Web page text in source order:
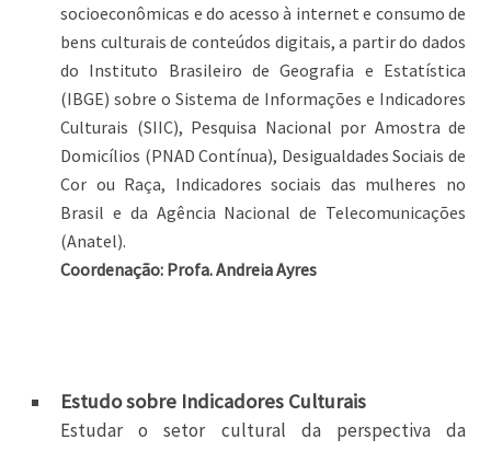
socioeconômicas e do acesso à internet e consumo de
bens culturais de conteúdos digitais, a partir do dados
do Instituto Brasileiro de Geografia e Estatística
(IBGE) sobre o Sistema de Informações e Indicadores
Culturais (SIIC), Pesquisa Nacional por Amostra de
Domicílios (PNAD Contínua), Desigualdades Sociais de
Cor ou Raça, Indicadores sociais das mulheres no
Brasil e da Agência Nacional de Telecomunicações
(Anatel).
Coordenação: Profa. Andreia Ayres
Estudo sobre Indicadores Culturais
Estudar o setor cultural da perspectiva da